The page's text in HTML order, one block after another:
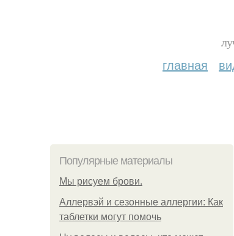
главная
Популярные материалы
Мы рисуем брови.
Аллервэй и сезонные аллергии: Как
таблетки могут помочь